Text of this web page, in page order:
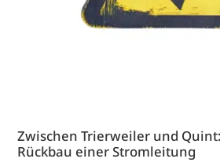
Zwischen Trierweiler und
Rückbau einer Stromleitung